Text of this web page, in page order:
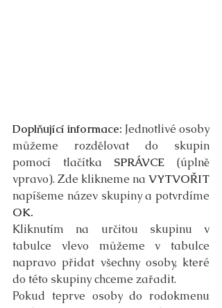
Doplňující informace: Jednotlivé osoby
můžeme rozdělovat do skupin
pomocí tlačítka SPRÁVCE (úplně
vpravo). Zde klikneme na VYTVOŘIT
OK.
Kliknutím na určitou skupinu v
tabulce vlevo můžeme v tabulce
napravo přidat všechny osoby, které
do této skupiny chceme zařadit.
Pokud teprve osoby do rodokmenu